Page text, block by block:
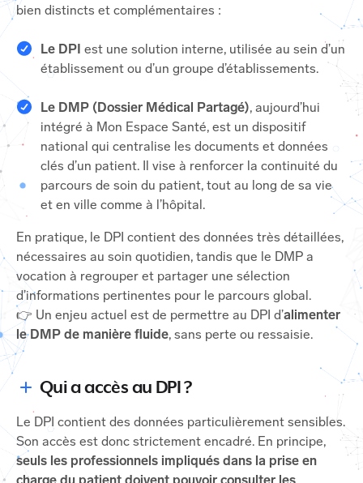
bien distincts et complémentaires :
Le DPI est une solution interne, utilisée au sein d’un
établissement ou d’un groupe d’établissements.
Le DMP (Dossier Médical Partagé), aujourd’hui
intégré à Mon Espace Santé, est un dispositif
national qui centralise les documents et données
clés d’un patient. Il vise à renforcer la continuité du
parcours de soin du patient, tout au long de sa vie
et en ville comme à l’hôpital.
En pratique, le DPI contient des données très détaillées,
nécessaires au soin quotidien, tandis que le DMP a
vocation à regrouper et partager une sélection
d’informations pertinentes pour le parcours global.
👉 Un enjeu actuel est de permettre au DPI d’alimenter
le DMP de manière fluide, sans perte ou ressaisie.
Qui a accès au DPI ?
Le DPI contient des données particulièrement sensibles.
Son accès est donc strictement encadré. En principe,
seuls les professionnels impliqués dans la prise en